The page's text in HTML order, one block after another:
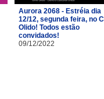
Aurora 2068 - Estréia dia
12/12, segunda feira, no
Olido! Todos estão
convidados!
09/12/2022